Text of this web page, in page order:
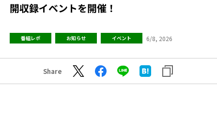
開収録イベントを開催！
番組レポ お知らせ イベント 6/8, 2026
Share